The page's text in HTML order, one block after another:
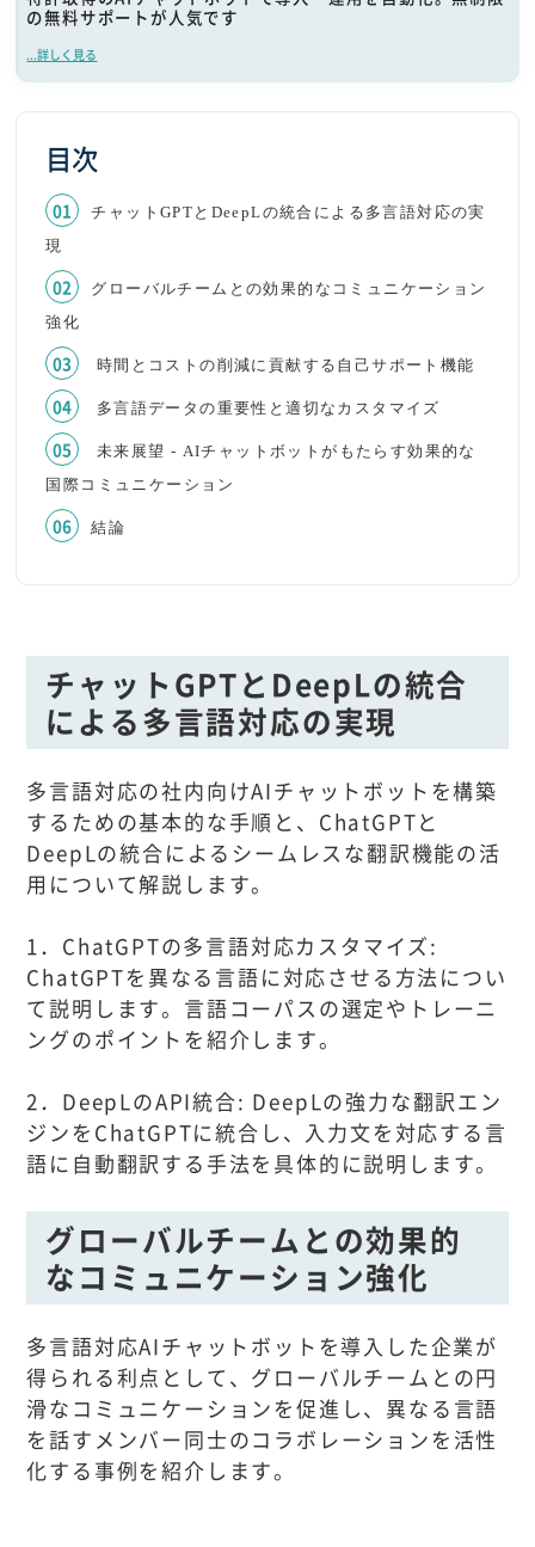
の無料サポートが人気です
...詳しく見る
目次
チャットGPTとDeepLの統合による多言語対応の実
現
グローバルチームとの効果的なコミュニケーション
強化
時間とコストの削減に貢献する自己サポート機能
多言語データの重要性と適切なカスタマイズ
未来展望 - AIチャットボットがもたらす効果的な
国際コミュニケーション
結論
チャットGPTとDeepLの統合
による多言語対応の実現
多言語対応の社内向けAIチャットボットを構築
するための基本的な手順と、ChatGPTと
DeepLの統合によるシームレスな翻訳機能の活
用について解説します。
1．ChatGPTの多言語対応カスタマイズ:
ChatGPTを異なる言語に対応させる方法につい
て説明します。言語コーパスの選定やトレーニ
ングのポイントを紹介します。
2．DeepLのAPI統合: DeepLの強力な翻訳エン
ジンをChatGPTに統合し、入力文を対応する言
語に自動翻訳する手法を具体的に説明します。
グローバルチームとの効果的
なコミュニケーション強化
多言語対応AIチャットボットを導入した企業が
得られる利点として、グローバルチームとの円
滑なコミュニケーションを促進し、異なる言語
を話すメンバー同士のコラボレーションを活性
化する事例を紹介します。